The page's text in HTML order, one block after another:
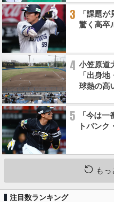
3
「課題
驚く高卒
4 小笠原道
「出身
球熱の高
5
「今は
トバンク
もっ
注目数ランキング